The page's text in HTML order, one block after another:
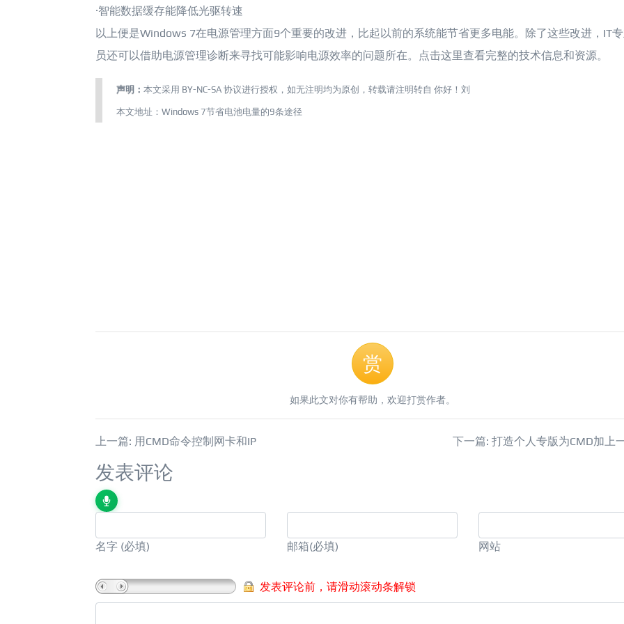
·智能数据缓存能降低光驱转速
以上便是Windows 7在电源管理方面9个重要的改进，比起以前的系统能节省更多电能。除了这些改进，IT
员还可以借助电源管理诊断来寻找可能影响电源效率的问题所在。点击这里查看完整的技术信息和资源。
声明： 本文采用 BY-NC-SA 协议进行授权，如无注明均为原创，转载请注明转自 你好！刘
本文地址： Windows 7节省电池电量的9条途径
赏
如果此文对你有帮助，欢迎打赏作者。
上一篇: 用CMD命令控制网卡和IP 下一篇: 打造个人专版为CMD加上
发表评论
名字 (必填) 邮箱(必填) 网站
发表评论前，请滑动滚动条解锁